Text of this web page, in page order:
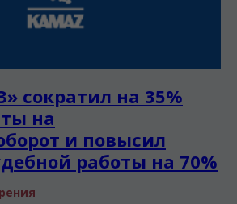
сократил на 35%
на
и повысил
работы на 70%